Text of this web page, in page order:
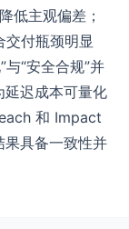
低主观偏差；
交付瓶颈明显
“安全合规”并
延迟成本可量化
和 Impact
果具备一致性并